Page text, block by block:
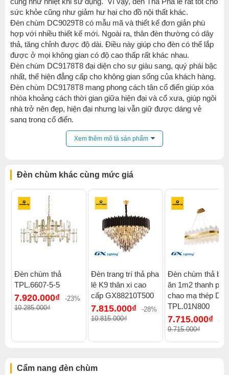
sức khỏe cũng như giảm hư hại cho đồ nội thất khác.
Đèn chùm DC9029T8 có mẫu mã và thiết kế đơn giản phù
hợp với nhiều thiết kế mới. Ngoài ra, thân đèn thường có dây
thả, tăng chỉnh được độ dài. Điều này giúp cho đèn có thể lắp
được ở mọi không gian có độ cao thấp rất khác nhau.
Đèn chùm DC9178T8 đại diện cho sự giàu sang, quý phái bậc
nhất, thể hiện đẳng cấp cho không gian sống của khách hàng.
Đèn chùm DC9178T8 mang phong cách tân cổ điển giúp xóa
nhòa khoảng cách thời gian giữa hiện đại và cổ xưa, giúp ngôi
nhà trở nên đẹp, hiện đại nhưng lại vẫn giữ được dáng vẻ
sang trọng cổ điển.
Xem thêm mô tả sản phẩm
Đèn chùm khác cùng mức giá
Đèn chùm thả
TPL.6607-5-5
7.920.000₫
-23%
10.285.000₫
Đèn trang trí thả pha
lê K9 thân xi cao
cấp GX88210T500
7.815.000₫
-28%
10.815.000₫
Đèn chùm thả bàn
ăn 1m2 thanh pha
chao mạ thép
TPL.01N800
7.715.000₫
-
9.715.000₫
Cẩm nang đèn chùm